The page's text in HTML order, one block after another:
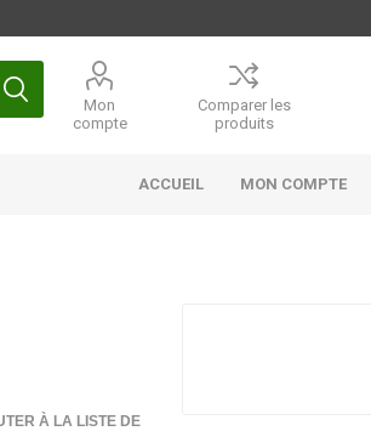
Mon
compte
Comparer les
produits
ACCUEIL MON COMPTE
À LA LISTE DE